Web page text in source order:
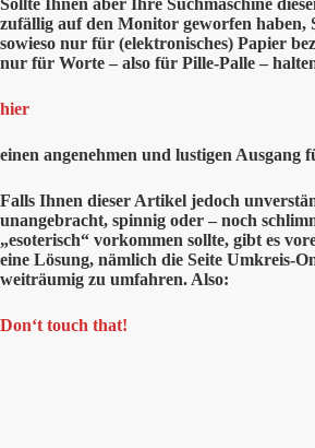
Sollte Ihnen aber Ihre Suchmaschine
zufällig auf den Monitor geworfen haben,
sowieso nur für (elektronisches) Papier
nur für Worte – also für Pille-Palle –
hier
einen angenehmen und lustigen Ausgang
Falls Ihnen dieser Artikel jedoch
unangebracht, spinnig oder – noch
„esoterisch“ vorkommen sollte, gibt es
eine Lösung, nämlich die Seite Umkreis-
weiträumig zu umfahren. Also:
Don‘t touch that!